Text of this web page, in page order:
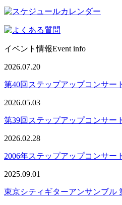
イベント情報Event info
2026.07.20
第40回ステップアップコンサー
2026.05.03
第39回ステップアップコンサー
2026.02.28
2006年ステップアップコンサー
2025.09.01
東京シティギターアンサンブル